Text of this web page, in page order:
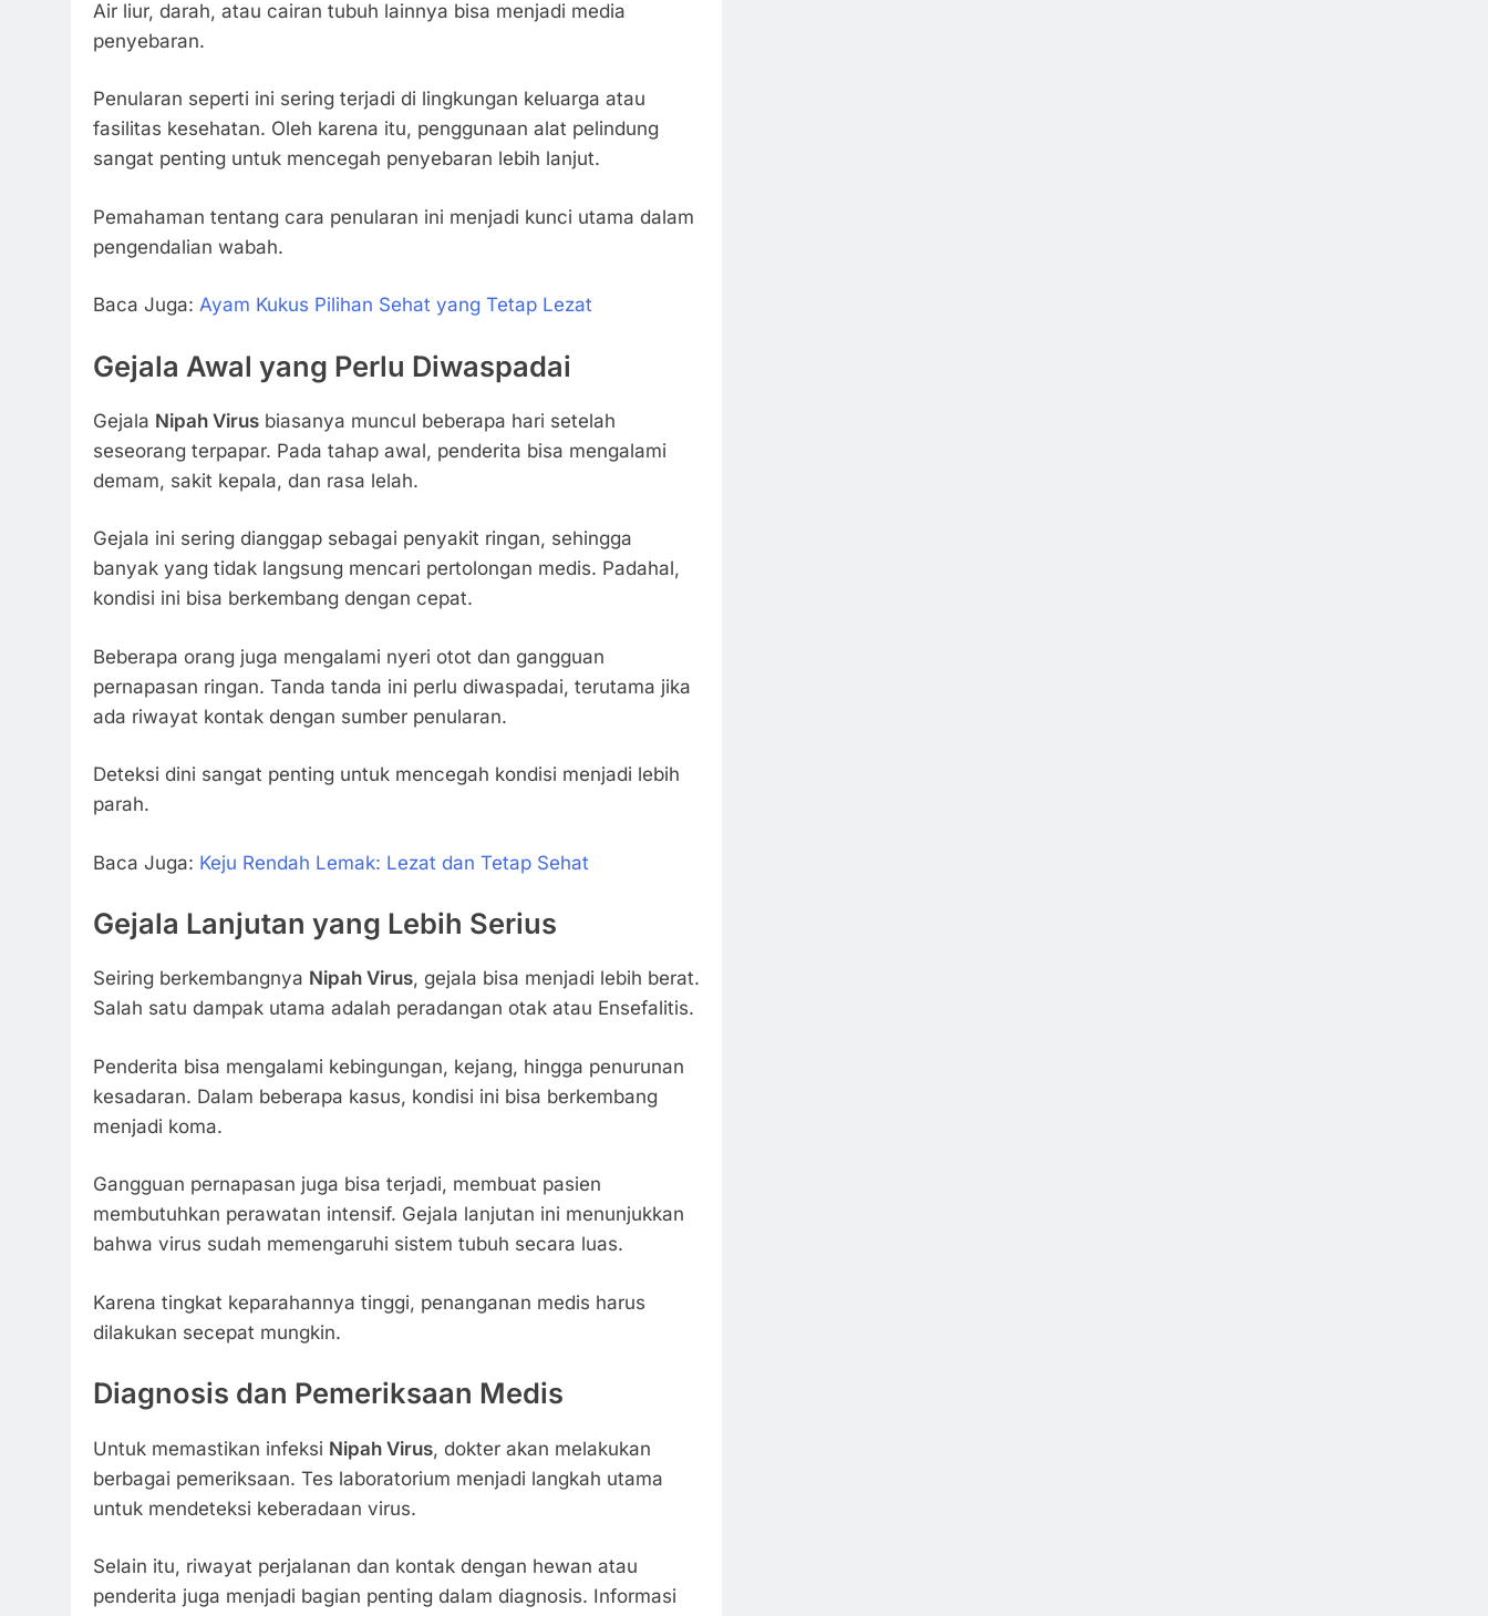
Air liur, darah, atau cairan tubuh lainnya bisa menjadi media
penyebaran.
Penularan seperti ini sering terjadi di lingkungan keluarga atau
fasilitas kesehatan. Oleh karena itu, penggunaan alat pelindung
sangat penting untuk mencegah penyebaran lebih lanjut.
Pemahaman tentang cara penularan ini menjadi kunci utama dalam
pengendalian wabah.
Baca Juga: Ayam Kukus Pilihan Sehat yang Tetap Lezat
Gejala Awal yang Perlu Diwaspadai
Gejala Nipah Virus biasanya muncul beberapa hari setelah
seseorang terpapar. Pada tahap awal, penderita bisa mengalami
demam, sakit kepala, dan rasa lelah.
Gejala ini sering dianggap sebagai penyakit ringan, sehingga
banyak yang tidak langsung mencari pertolongan medis. Padahal,
kondisi ini bisa berkembang dengan cepat.
Beberapa orang juga mengalami nyeri otot dan gangguan
pernapasan ringan. Tanda tanda ini perlu diwaspadai, terutama jika
ada riwayat kontak dengan sumber penularan.
Deteksi dini sangat penting untuk mencegah kondisi menjadi lebih
parah.
Baca Juga: Keju Rendah Lemak: Lezat dan Tetap Sehat
Gejala Lanjutan yang Lebih Serius
Seiring berkembangnya Nipah Virus, gejala bisa menjadi lebih berat.
Salah satu dampak utama adalah peradangan otak atau Ensefalitis.
Penderita bisa mengalami kebingungan, kejang, hingga penurunan
kesadaran. Dalam beberapa kasus, kondisi ini bisa berkembang
menjadi koma.
Gangguan pernapasan juga bisa terjadi, membuat pasien
membutuhkan perawatan intensif. Gejala lanjutan ini menunjukkan
bahwa virus sudah memengaruhi sistem tubuh secara luas.
Karena tingkat keparahannya tinggi, penanganan medis harus
dilakukan secepat mungkin.
Diagnosis dan Pemeriksaan Medis
Untuk memastikan infeksi Nipah Virus, dokter akan melakukan
berbagai pemeriksaan. Tes laboratorium menjadi langkah utama
untuk mendeteksi keberadaan virus.
Selain itu, riwayat perjalanan dan kontak dengan hewan atau
penderita juga menjadi bagian penting dalam diagnosis. Informasi